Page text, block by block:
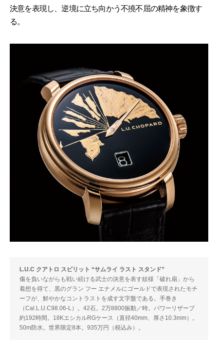
決意を表現し、逆境に立ち向かう不撓不屈の精神を象徴す
る。
L.U.C クアトロ スピリット “サムライ ラスト スタンド”
傷を負いながらも戦い続ける武士の決意を表す紋様「破れ扇」から
着想を得て、黒のグラン フー エナメルにゴールドで表現されたモチ
ーフが、鮮やかなコントラストを成す文字盤である。手巻き
（Cal.L.U.C98.06-L）。42石。2万8800振動／時。パワーリザーブ
約192時間。18KエシカルRGケース（直径40mm、厚さ10.3mm）。
50m防水。世界限定8本。935万円（税込み）。